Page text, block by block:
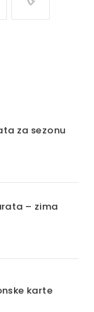
za sezonu
– zima
karte